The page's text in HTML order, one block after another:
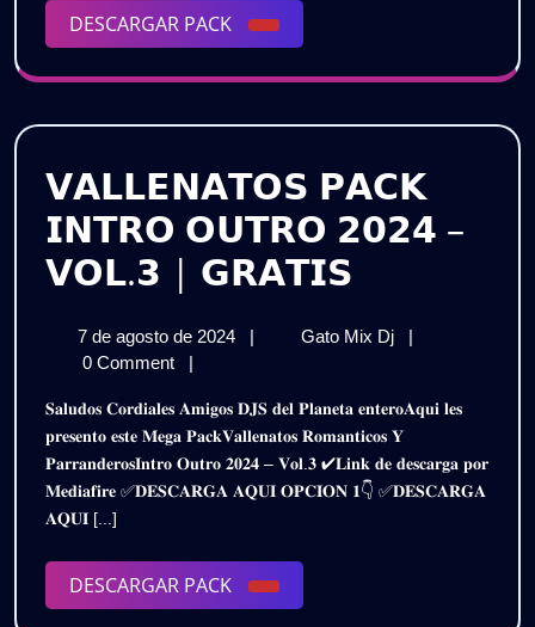
𝗚𝗥𝗔𝗧𝗜𝗦
DESCARGAR PACK
DESCARGAR
PACK
𝗩𝗔𝗟𝗟𝗘𝗡𝗔𝗧𝗢𝗦 𝗣𝗔𝗖𝗞
𝗜𝗡𝗧𝗥𝗢 𝗢𝗨𝗧𝗥𝗢 𝟮𝟬𝟮𝟰 –
𝗩𝗢𝗟.𝟯 | 𝗚𝗥𝗔𝗧𝗜𝗦
𝗜𝗡𝗧𝗥𝗢
𝗢𝗨𝗧𝗥𝗢
𝟮𝟬𝟮𝟰
–
7 de agosto de 2024
de
2024
| Gato Mix Dj
𝗩𝗔𝗟𝗟𝗘𝗡𝗔𝗧𝗢𝗦
𝗢𝗨𝗧𝗥𝗢
𝟮𝟬𝟮𝟰
–
𝗩𝗢𝗟.𝟯
|
0 Comment
|
𝐒𝐚𝐥𝐮𝐝𝐨𝐬 𝐂𝐨𝐫𝐝𝐢𝐚𝐥𝐞𝐬 𝐀𝐦𝐢𝐠𝐨𝐬 𝐃𝐉𝐒 𝐝𝐞𝐥 𝐏𝐥𝐚𝐧𝐞𝐭𝐚 𝐞𝐧𝐭𝐞𝐫𝐨𝐀𝐪𝐮𝐢 𝐥𝐞𝐬
𝐩𝐫𝐞𝐬𝐞𝐧𝐭𝐨 𝐞𝐬𝐭𝐞 𝐌𝐞𝐠𝐚 𝐏𝐚𝐜𝐤𝐕𝐚𝐥𝐥𝐞𝐧𝐚𝐭𝐨𝐬 𝐑𝐨𝐦𝐚𝐧𝐭𝐢𝐜𝐨𝐬 𝐘
𝐏𝐚𝐫𝐫𝐚𝐧𝐝𝐞𝐫𝐨𝐬𝐈𝐧𝐭𝐫𝐨 𝐎𝐮𝐭𝐫𝐨 𝟐𝟎𝟐𝟒 – 𝐕𝐨𝐥.𝟑 ✔𝐋𝐢𝐧𝐤 𝐝𝐞 𝐝𝐞𝐬𝐜𝐚𝐫𝐠𝐚 𝐩𝐨𝐫
𝐌𝐞𝐝𝐢𝐚𝐟𝐢𝐫𝐞 ✅𝐃𝐄𝐒𝐂𝐀𝐑𝐆𝐀 𝐀𝐐𝐔𝐈 𝐎𝐏𝐂𝐈𝐎𝐍 𝟏👇 ✅𝐃𝐄𝐒𝐂𝐀𝐑𝐆𝐀
𝐀𝐐𝐔𝐈 [...]
DESCARGAR PACK
DESCARGAR
PACK